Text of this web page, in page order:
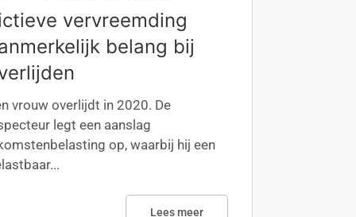
vervreemding
belang bij
vrouw overlijdt in 2020. De
legt een aanslag
op, waarbij hij een
Lees meer